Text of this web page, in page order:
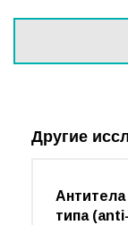
Другие
Антитела
типа